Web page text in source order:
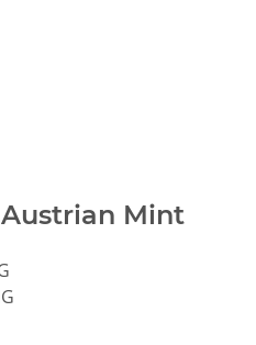
Mint